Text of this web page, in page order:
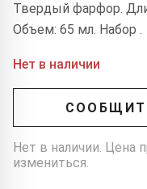
Твердый фарфор.
Объем: 65 мл. Набор .
Нет в наличии
Нет в наличии. Цена
измениться.